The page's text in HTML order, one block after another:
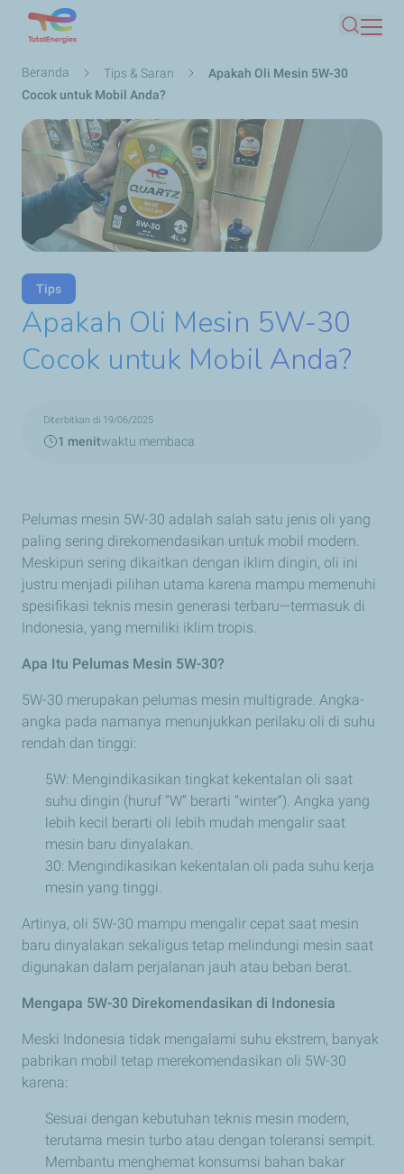
isi
Mencari
Breadcrumb
Beranda Tips & Saran
Apakah Oli Mesin 5W-30
Cocok untuk Mobil Anda?
Tips
Apakah Oli Mesin 5W-30
Cocok untuk Mobil Anda?
Diterbitkan di 19/06/2025
1 menitwaktu membaca
Pelumas mesin 5W-30 adalah salah satu jenis oli yang
paling sering direkomendasikan untuk mobil modern.
Meskipun sering dikaitkan dengan iklim dingin, oli ini
justru menjadi pilihan utama karena mampu memenuhi
spesifikasi teknis mesin generasi terbaru—termasuk di
Indonesia, yang memiliki iklim tropis.
Apa Itu Pelumas Mesin 5W-30?
5W-30 merupakan pelumas mesin multigrade. Angka-
angka pada namanya menunjukkan perilaku oli di suhu
rendah dan tinggi:
5W: Mengindikasikan tingkat kekentalan oli saat
suhu dingin (huruf “W” berarti “winter”). Angka yang
lebih kecil berarti oli lebih mudah mengalir saat
mesin baru dinyalakan.
30: Mengindikasikan kekentalan oli pada suhu kerja
mesin yang tinggi.
Artinya, oli 5W-30 mampu mengalir cepat saat mesin
baru dinyalakan sekaligus tetap melindungi mesin saat
digunakan dalam perjalanan jauh atau beban berat.
Mengapa 5W-30 Direkomendasikan di Indonesia
Meski Indonesia tidak mengalami suhu ekstrem, banyak
pabrikan mobil tetap merekomendasikan oli 5W-30
karena:
Sesuai dengan kebutuhan teknis mesin modern,
terutama mesin turbo atau dengan toleransi sempit.
Membantu menghemat konsumsi bahan bakar